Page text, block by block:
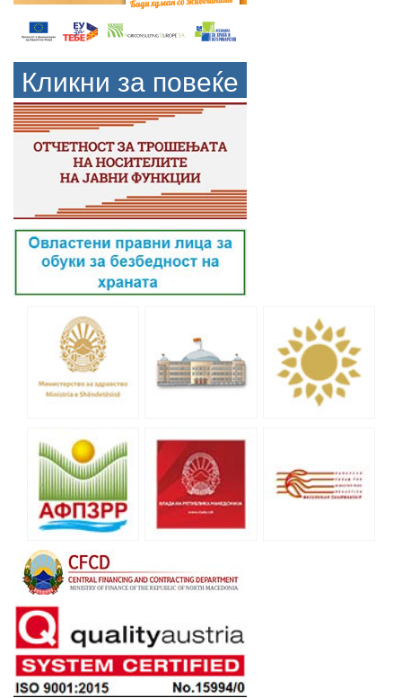
Кликни за повеќе